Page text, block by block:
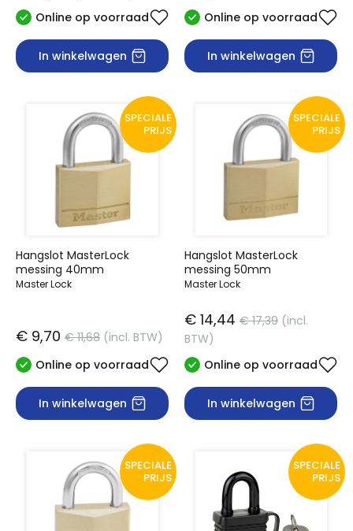
Online op voorraad
In winkelwagen
Online op voorraad
In winkelwagen
SPECIALE
PRIJS
Hangslot MasterLock
messing 40mm
Master Lock
€ 9,70 € 11,68 (incl. BTW)
Online op voorraad
In winkelwagen
SPECIALE
PRIJS
Hangslot MasterLock
messing 50mm
Master Lock
€ 14,44 € 17,39 (incl.
BTW)
Online op voorraad
In winkelwagen
SPECIALE
PRIJS
SPECIALE
PRIJS